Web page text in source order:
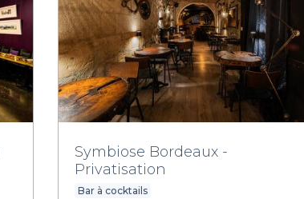
Symbiose Bordeaux -
Privatisation
Bar à cocktails